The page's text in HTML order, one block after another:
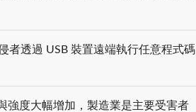
者透過 USB 裝置遠端執行任意程式碼
強度大幅增加，製造業是主要受害者